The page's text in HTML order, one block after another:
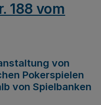
188 vom
von
Pokerspielen
von Spielbanken